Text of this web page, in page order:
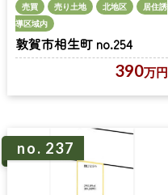
売買 売り土地 北地区
居住誘
導区域内
敦賀市相生町 no.254
390万円
no. 237